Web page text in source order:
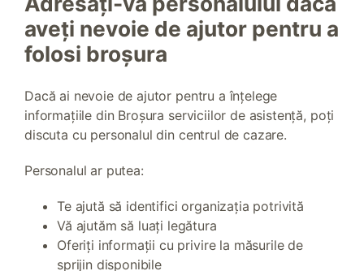
aveți nevoie de ajutor pentru a
folosi broșura
Dacă ai nevoie de ajutor pentru a înțelege
informațiile din Broșura serviciilor de asistență, poți
discuta cu personalul din centrul de cazare.
Personalul ar putea:
Te ajută să identifici organizația potrivită
Vă ajutăm să luați legătura
Oferiți informații cu privire la măsurile de
sprijin disponibile